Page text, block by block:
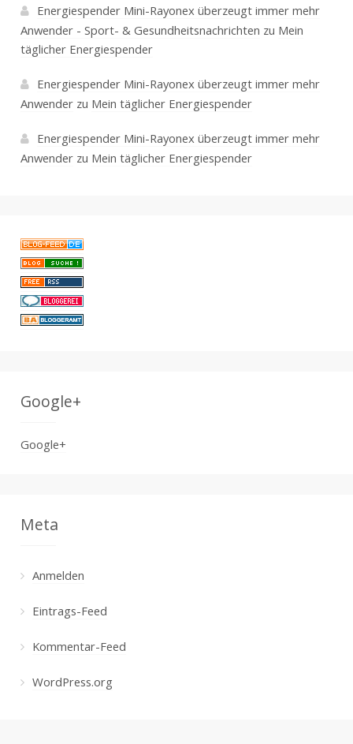
Energiespender Mini-Rayonex überzeugt immer mehr
Anwender - Sport- & Gesundheitsnachrichten zu Mein
täglicher Energiespender
Energiespender Mini-Rayonex überzeugt immer mehr
Anwenderzu Mein täglicher Energiespender
Energiespender Mini-Rayonex überzeugt immer mehr
Anwenderzu Mein täglicher Energiespender
Google+
Google+
Meta
Anmelden
Eintrags-Feed
Kommentar-Feed
WordPress.org